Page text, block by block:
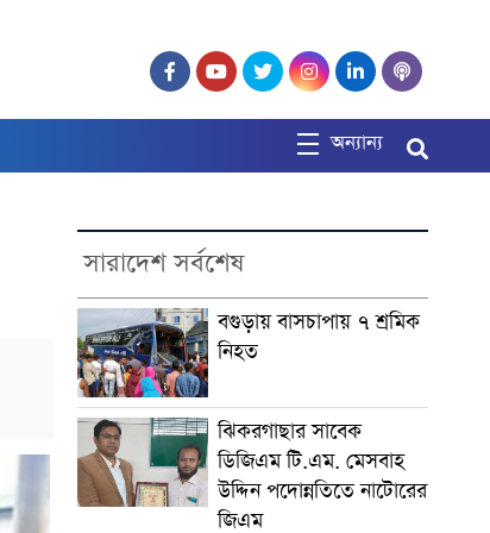
অন্যান্য
সারাদেশ সর্বশেষ
বগুড়ায় বাসচাপায় ৭ শ্রমিক
নিহত
ঝিকরগাছার সাবেক
ডিজিএম টি.এম. মেসবাহ
উদ্দিন পদোন্নতিতে নাটোরের
জিএম